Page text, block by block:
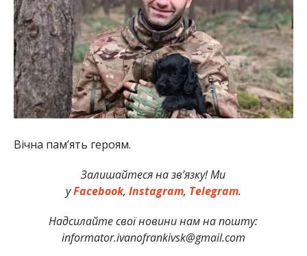
Вічна пам’ять героям.
Залишайтеся на зв’язку! Ми
уFacebook, Instagram, Telegram.
Надсилайте свої новини нам на пошту:
informator.ivanofrankivsk@gmail.com